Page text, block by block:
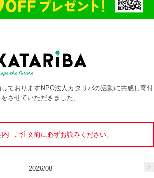
ておりますNPO法人カタリバの活動に共感し寄付
をさせていただきました。
ご注文前に必ずお読みください。
2026/08